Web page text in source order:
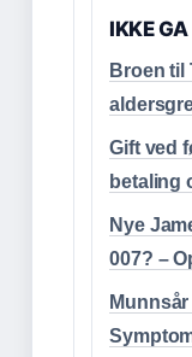
IKKE
Broen til
Gift ved
betaling
Nye
007? –